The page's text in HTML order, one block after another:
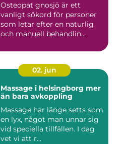
Osteopat gnosjö är ett
vanligt sökord för personer
som letar efter en naturlig
och manuell behandlin...
02. jun
Massage i helsingborg mer
än bara avkoppling
Massage har länge setts som
en lyx, något man unnar sig
vid speciella tillfällen. I dag
vet vi att r...